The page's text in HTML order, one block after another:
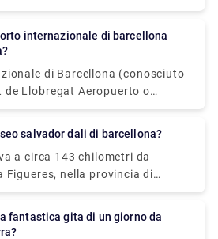
più singolari e intriganti del
Sagrada Familia e il Parco
mercato della Boqueria, poi
sabbia della spiaggia della
mediterraneo. Dopo un
Las Ramblas o il Quartiere
serata. Se sei un appassionato
lo stadio Camp Nou, la casa
puoi contattarci come Rydeu.
di Barcellona (conosciuto
de Llobregat Aeropuerto o
si trova a 13 chilometri a sud
durante la prenotazione.
salvador dali di barcellona?
a circa 143 chilometri da
Figueres, nella provincia di
il Museo Dalì è il secondo
il Museo Dali in auto. E se hai